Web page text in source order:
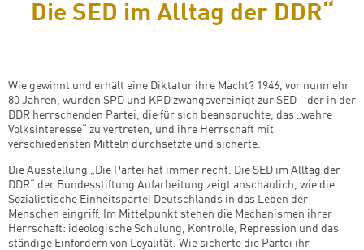
Die SED im Alltag der DDR“
Wie gewinnt und erhält eine Diktatur ihre Macht? 1946, vor nunmehr
80 Jahren, wurden SPD und KPD zwangsvereinigt zur SED – der in der
DDR herrschenden Partei, die für sich beanspruchte, das „wahre
Volksinteresse“ zu vertreten, und ihre Herrschaft mit
verschiedensten Mitteln durchsetzte und sicherte.
Die Ausstellung „Die Partei hat immer recht. Die SED im Alltag der
DDR“ der Bundesstiftung Aufarbeitung zeigt anschaulich, wie die
Sozialistische Einheitspartei Deutschlands in das Leben der
Menschen eingriff. Im Mittelpunkt stehen die Mechanismen ihrer
Herrschaft: ideologische Schulung, Kontrolle, Repression und das
ständige Einfordern von Loyalität. Wie sicherte die Partei ihr